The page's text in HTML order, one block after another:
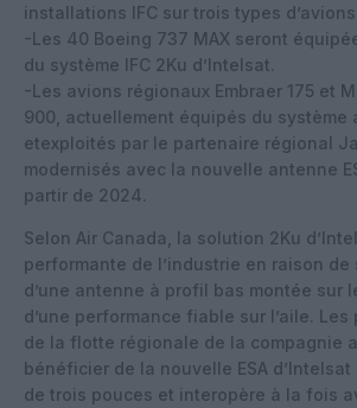
installations IFC sur trois types d’avions
-Les 40 Boeing 737 MAX seront
du système IFC 2Ku d’Intelsat.
-Les avions régionaux Embraer 175 et
900, actuellement équipés du système
etexploités par le partenaire régional
modernisés avec la nouvelle antenne
partir de 2024.
Selon Air Canada, la solution 2Ku
performante de l’industrie en raison de
d’une antenne à profil bas montée sur
d’une performance fiable sur l’aile.
de la flotte régionale de la compagnie
bénéficier de la nouvelle ESA
de trois pouces et interopère à la fois